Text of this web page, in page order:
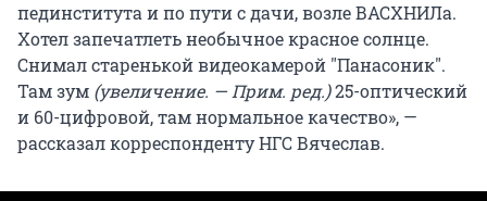
пединститута и по пути с дачи, возле ВАСХНИЛа.
Хотел запечатлеть необычное красное солнце.
Снимал старенькой видеокамерой "Панасоник".
Там зум (увеличение. — Прим. ред.)25-оптический
и 60-цифровой, там нормальное качество», —
рассказал корреспонденту НГС Вячеслав.